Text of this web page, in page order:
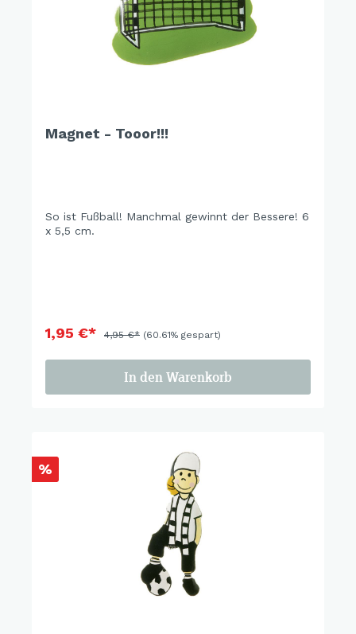
Magnet - Tooor!!!
So ist Fußball! Manchmal gewinnt der Bessere! 6
x 5,5 cm.
1,95 €* 4,95 €* (60.61% gespart)
In den Warenkorb
%